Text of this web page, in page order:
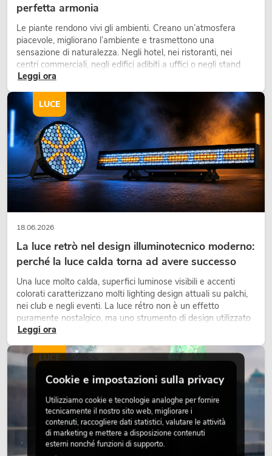
perfetta armonia
Le piante rendono vivi gli ambienti. Creano un’atmosfera
piacevole, migliorano l’ambiente e trasmettono una
sensazione di naturalezza. Negli hotel, nei ristoranti, nei
centri commerciali, negli edifici adibiti a uffici o negli stand
fieristici, una vegetazione di alta qualità è ormai parte
integrante dei moderni progetti di arredamento.
Leggi ora
18.06.2026
La luce retrò nel design illuminotecnico moderno:
perché la luce calda torna ad avere successo
Una luce molto calda, superfici luminose visibili e accenti
colorati caratterizzano molti lighting design attuali su palchi,
nei club e negli eventi. La luce rétro non è un effetto
puramente nostalgico, ma uno strumento di design utilizzato
in modo consapevole: crea atmosfera, dona carattere alle
scene e può rendere più emozionali i setup LED tecnici.
Leggi ora
LUCE
LUCE
Cookie e impostazioni sulla privacy
Utilizziamo cookie e tecnologie analoghe per fornire
tecnicamente il nostro sito web, migliorare i
contenuti, raccogliere dati statistici, valutare le attività
di marketing e mettere a disposizione contenuti
esterni nonché funzioni di supporto.